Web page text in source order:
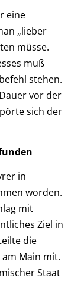
eine
„lieber
müsse.
muß
stehen.
vor der
sich der
in
worden.
mit
Ziel in
die
Main mit.
Staat